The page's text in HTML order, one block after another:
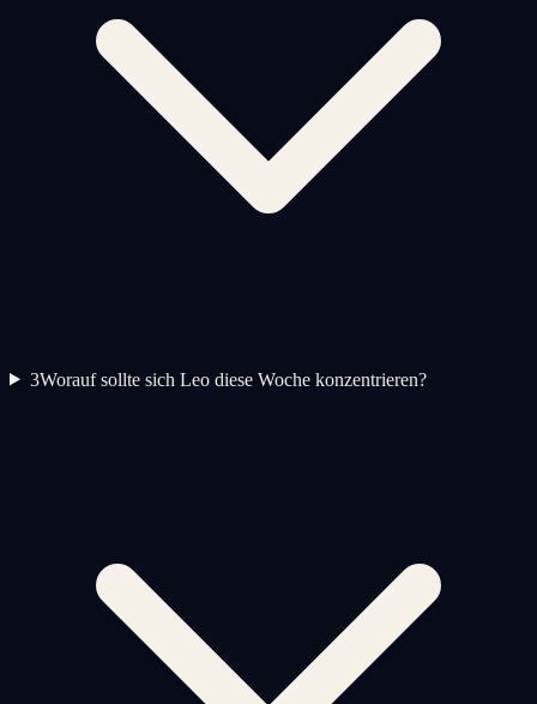
3Worauf sollte sich Leo diese Woche konzentrieren?